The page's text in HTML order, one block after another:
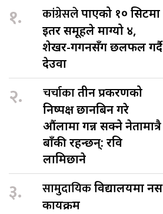
१. कांग्रेसलेपाएको १० सिटमा
इतर समूहले माग्यो ४,
शेखर-गगनसँग छलफल गर्दै
देउवा
२. चर्चाकातीन प्रकरणको
निष्पक्ष छानबिन गरे
औंलामा गन्न सक्ने नेतामात्रै
बाँकी रहन्छन्: रवि
लामिछाने
३. सामुदायिकविद्यालयमा नर्स
कार्यक्रम